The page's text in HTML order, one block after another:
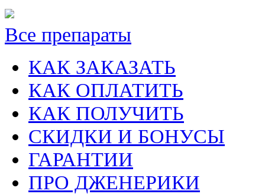
Все препараты
КАК ЗАКАЗАТЬ
КАК ОПЛАТИТЬ
КАК ПОЛУЧИТЬ
СКИДКИ И БОНУСЫ
ГАРАНТИИ
ПРО ДЖЕНЕРИКИ